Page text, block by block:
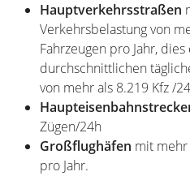
Hauptverkehrsstraßen
Verkehrsbelastung von
Fahrzeugen pro Jahr,
durchschnittlichen
von mehr als 8.219 Kfz /
Zügen/24h
Großflughäfen mit mehr
pro Jahr.